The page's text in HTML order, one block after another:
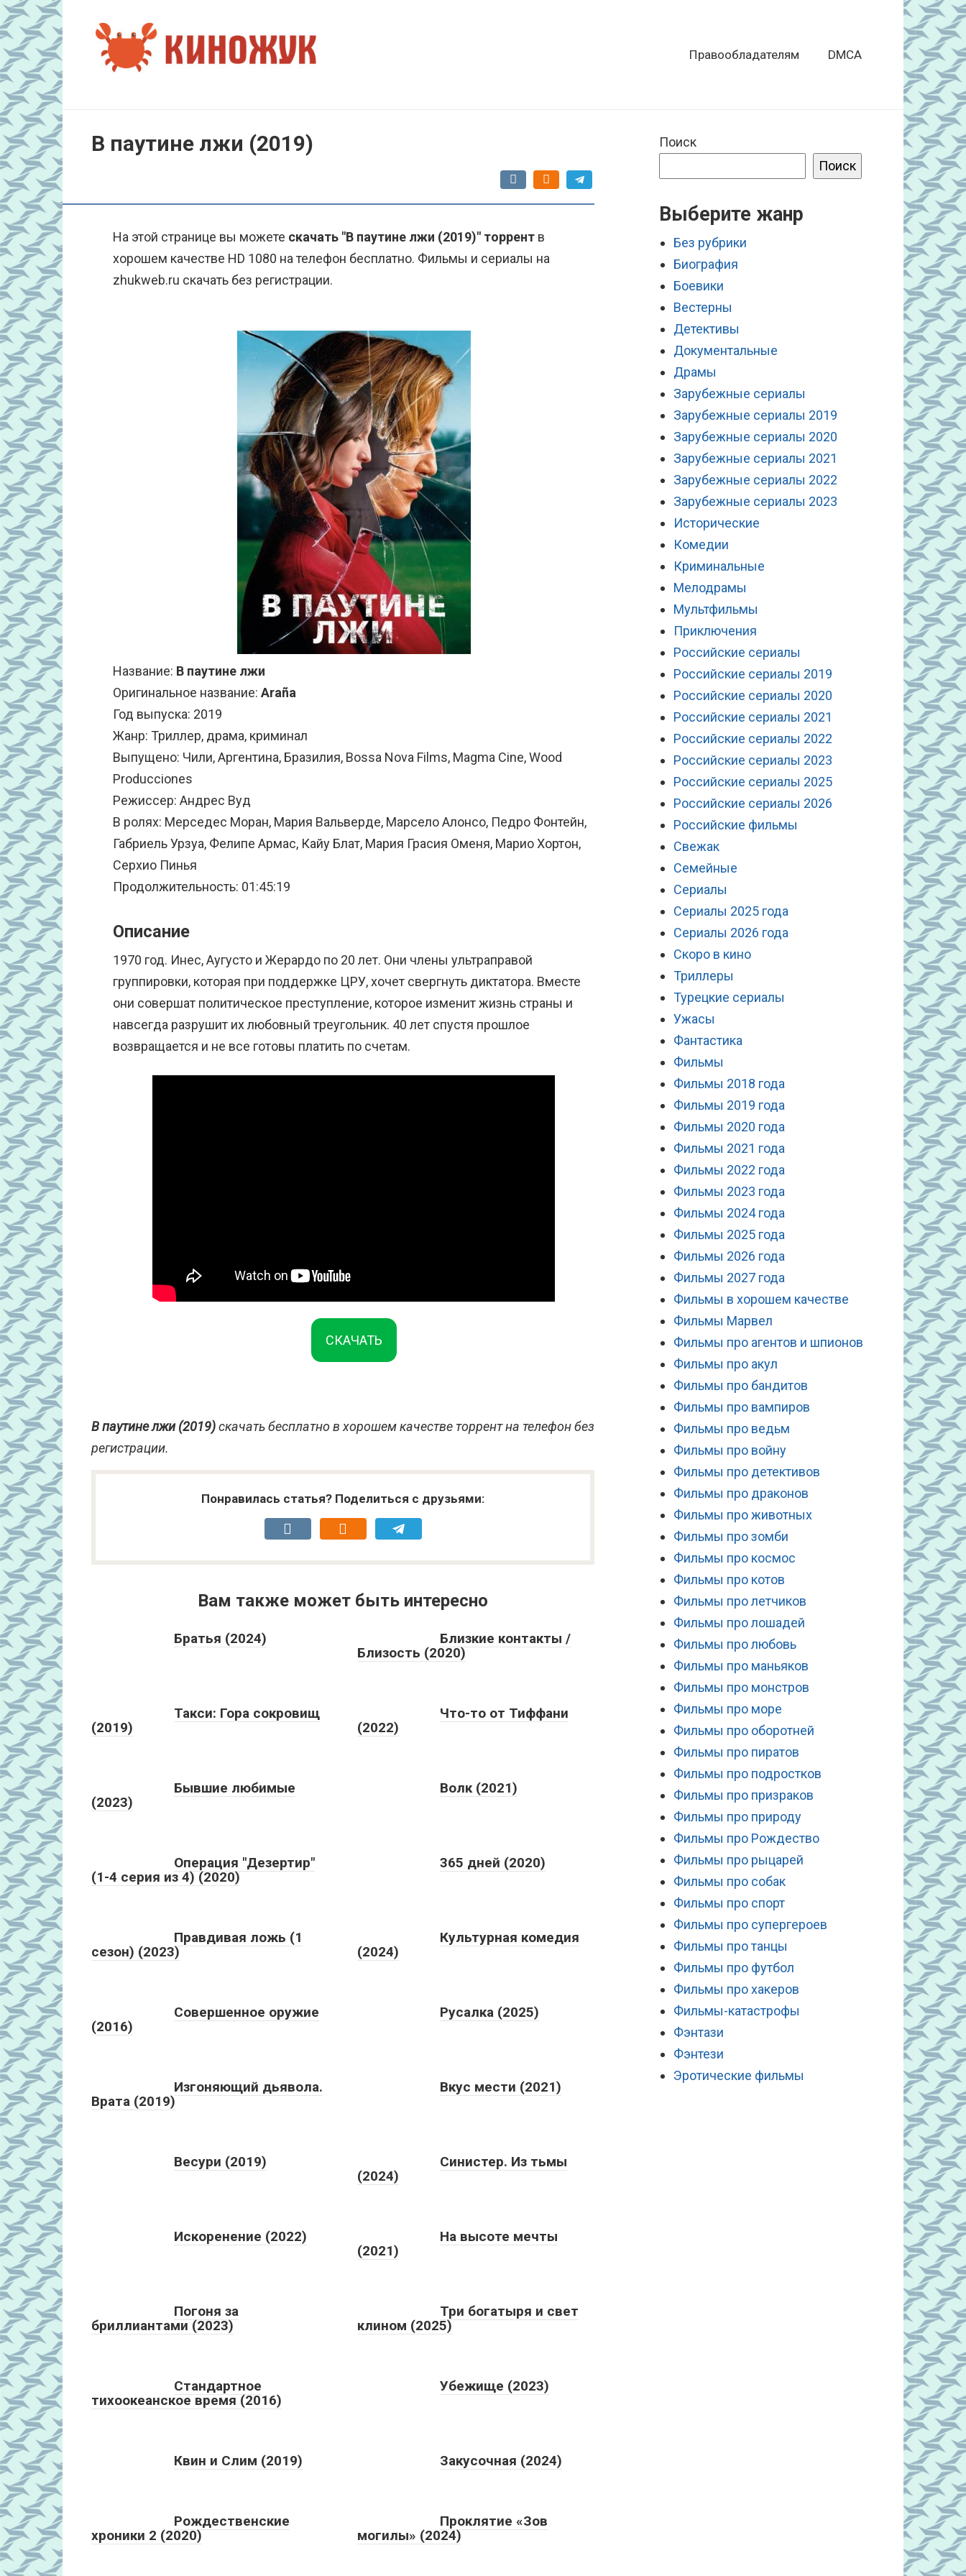
Перейти
к
контенту
Правообладателям DMCA
В паутине лжи (2019)
На этой странице вы можете скачать "В паутине лжи (2019)" торрент в
хорошем качестве HD 1080 на телефон бесплатно. Фильмы и сериалы на
zhukweb.ru скачать без регистрации.
Название: В паутине лжи
Оригинальное название: Araña
Год выпуска: 2019
Жанр: Триллер, драма, криминал
Выпущено: Чили, Аргентина, Бразилия, Bossa Nova Films, Magma Cine, Wood
Producciones
Режиссер: Андрес Вуд
В ролях: Мерседес Моран, Мария Вальверде, Марсело Алонсо, Педро Фонтейн,
Габриель Урзуа, Фелипе Армас, Кайу Блат, Мария Грасия Оменя, Марио Хортон,
Серхио Пинья
Продолжительность: 01:45:19
Описание
1970 год. Инес, Аугусто и Жерардо по 20 лет. Они члены ультраправой
группировки, которая при поддержке ЦРУ, хочет свергнуть диктатора. Вместе
они совершат политическое преступление, которое изменит жизнь страны и
навсегда разрушит их любовный треугольник. 40 лет спустя прошлое
возвращается и не все готовы платить по счетам.
СКАЧАТЬ
В паутине лжи (2019)скачать бесплатно в хорошем качестве торрент на телефон без
регистрации.
Понравилась статья? Поделиться с друзьями:
Вам также может быть интересно
Братья (2024)
Близкие контакты /
Близость (2020)
Такси: Гора сокровищ
(2019)
Что-то от Тиффани
(2022)
Бывшие любимые
(2023)
Волк (2021)
Операция "Дезертир"
(1-4 серия из 4) (2020)
365 дней (2020)
Правдивая ложь (1
сезон) (2023)
Культурная комедия
(2024)
Совершенное оружие
(2016)
Русалка (2025)
Изгоняющий дьявола.
Врата (2019)
Вкус мести (2021)
Весури (2019)
Синистер. Из тьмы
(2024)
Искоренение (2022)
На высоте мечты
(2021)
Погоня за
бриллиантами (2023)
Три богатыря и свет
клином (2025)
Стандартное
тихоокеанское время (2016)
Убежище (2023)
Квин и Слим (2019) Закусочная (2024)
Рождественские
хроники 2 (2020)
Проклятие «Зов
могилы» (2024)
Поиск
Поиск
Выберите жанр
Без рубрики
Биография
Боевики
Вестерны
Детективы
Документальные
Драмы
Зарубежные сериалы
Зарубежные сериалы 2019
Зарубежные сериалы 2020
Зарубежные сериалы 2021
Зарубежные сериалы 2022
Зарубежные сериалы 2023
Исторические
Комедии
Криминальные
Мелодрамы
Мультфильмы
Приключения
Российские сериалы
Российские сериалы 2019
Российские сериалы 2020
Российские сериалы 2021
Российские сериалы 2022
Российские сериалы 2023
Российские сериалы 2025
Российские сериалы 2026
Российские фильмы
Свежак
Семейные
Сериалы
Сериалы 2025 года
Сериалы 2026 года
Скоро в кино
Триллеры
Турецкие сериалы
Ужасы
Фантастика
Фильмы
Фильмы 2018 года
Фильмы 2019 года
Фильмы 2020 года
Фильмы 2021 года
Фильмы 2022 года
Фильмы 2023 года
Фильмы 2024 года
Фильмы 2025 года
Фильмы 2026 года
Фильмы 2027 года
Фильмы в хорошем качестве
Фильмы Марвел
Фильмы про агентов и шпионов
Фильмы про акул
Фильмы про бандитов
Фильмы про вампиров
Фильмы про ведьм
Фильмы про войну
Фильмы про детективов
Фильмы про драконов
Фильмы про животных
Фильмы про зомби
Фильмы про космос
Фильмы про котов
Фильмы про летчиков
Фильмы про лошадей
Фильмы про любовь
Фильмы про маньяков
Фильмы про монстров
Фильмы про море
Фильмы про оборотней
Фильмы про пиратов
Фильмы про подростков
Фильмы про призраков
Фильмы про природу
Фильмы про Рождество
Фильмы про рыцарей
Фильмы про собак
Фильмы про спорт
Фильмы про супергероев
Фильмы про танцы
Фильмы про футбол
Фильмы про хакеров
Фильмы-катастрофы
Фэнтази
Фэнтези
Эротические фильмы